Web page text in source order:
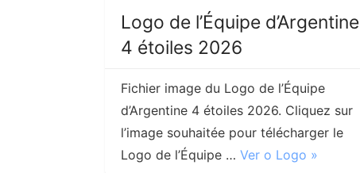
Logo de l’Équipe d’Argentine
4 étoiles 2026
Fichier image du Logo de l’Équipe
d’Argentine 4 étoiles 2026. Cliquez sur
l’image souhaitée pour télécharger le
Logo de l’Équipe … Ver o Logo »